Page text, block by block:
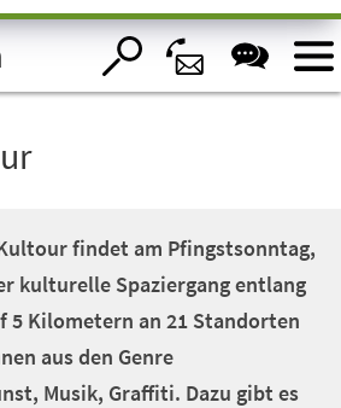
findet am Pfingstsonntag,
kulturelle Spaziergang entlang
5 Kilometern an 21 Standorten
aus den Genre
Musik, Graffiti. Dazu gibt es